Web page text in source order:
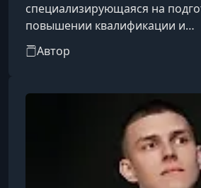
специализирующаяся на
повышении квалификации и
профессиональном развитии
области сметного дела и
программы для начинающих
сметчиков, охватывающие
сметной документации,
базой, определение объемов
капитальный ремонт,
метод, BIM, юридические
Автор